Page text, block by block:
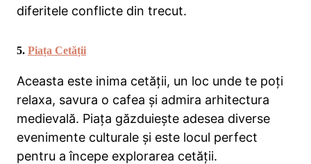
diferitele conflicte din trecut.
5. Piața Cetății
Aceasta este inima cetății, un loc unde te poți
relaxa, savura o cafea și admira arhitectura
medievală. Piața găzduiește adesea diverse
evenimente culturale și este locul perfect
pentru a începe explorarea cetății.